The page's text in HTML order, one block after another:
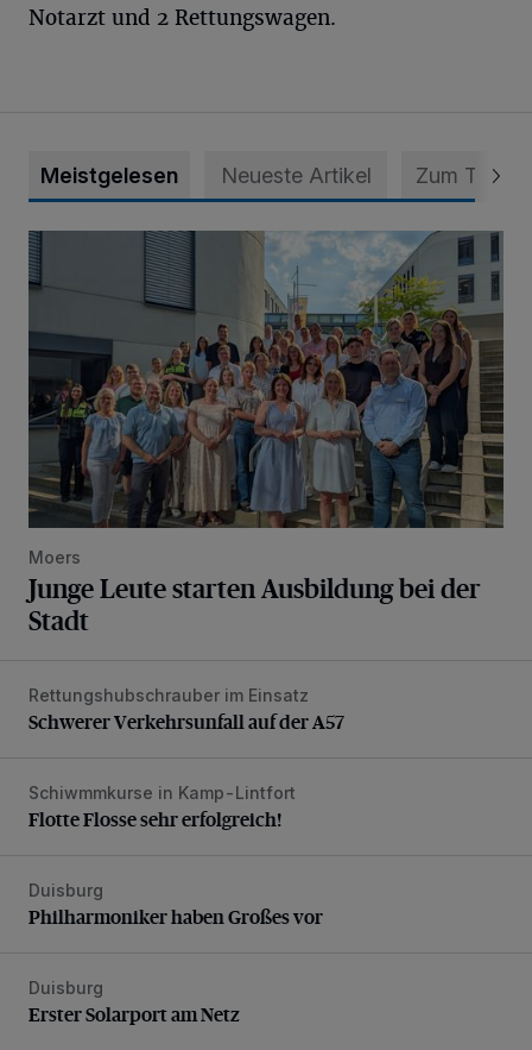
Notarzt und 2 Rettungswagen.
Meistgelesen Neueste Artikel Zum Thema
Junge Leute starten Ausbildung bei der Stadt
Moers
Junge Leute starten Ausbildung bei der
Stadt
Schwerer Verkehrsunfall auf der A57
Rettungshubschrauber im Einsatz
Schwerer Verkehrsunfall auf der A57
Flotte Flosse sehr erfolgreich!
Schiwmmkurse in Kamp-Lintfort
Flotte Flosse sehr erfolgreich!
Philharmoniker haben Großes vor
Duisburg
Philharmoniker haben Großes vor
Erster Solarport am Netz
Duisburg
Erster Solarport am Netz